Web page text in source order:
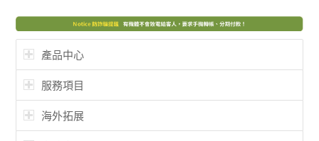
產品中心
服務項目
海外拓展